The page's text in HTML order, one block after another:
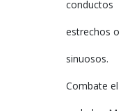
conductos
estrechos o
sinuosos.
Combate el